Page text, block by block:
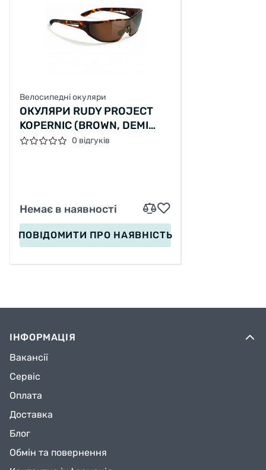
Велосипедні окуляри
ОКУЛЯРИ RUDY PROJECT
KOPERNIC (BROWN, DEMI
TURTLE)
0 відгуків
Немає в наявності
ПОВІДОМИТИ ПРО НАЯВНІСТЬ
ІНФОРМАЦІЯ
Вакансії
Сервіс
Оплата
Доставка
Блог
Обмін та повернення